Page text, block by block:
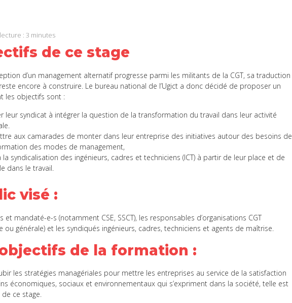
: 3 minutes
de ce stage
d’un management alternatif progresse parmi les militants de la CGT, sa traduction
encore à construire. Le bureau national de l’Ugict a donc décidé de proposer un
les objectifs sont :
leur syndicat à intégrer la question de la transformation du travail dans leur activité
aux camarades de monter dans leur entreprise des initiatives autour des besoins de
des modes de management,
la syndicalisation des ingénieurs, cadres et techniciens (ICT) à partir de leur place et de
dans le travail.
visé :
et mandaté-e-s (notamment CSE, SSCT), les responsables d’organisations CGT
ou générale) et les syndiqués ingénieurs, cadres, techniciens et agents de maîtrise.
de la formation :
les stratégies managériales pour mettre les entreprises au service de la satisfaction
économiques, sociaux et environnementaux qui s’expriment dans la société, telle est
de ce stage.